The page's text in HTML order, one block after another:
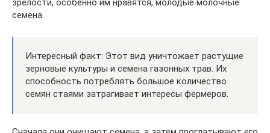
семена.
Интересный факт: Этот вид уничтожает растущие
зерновые культуры и семена газонных трав. Их
способность потреблять большое количество
семян стаями затрагивает интересы фермеров.